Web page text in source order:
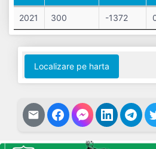
#
Cifra
Afaceri
Profit
Net
2021 300 -1372
Localizare pe harta